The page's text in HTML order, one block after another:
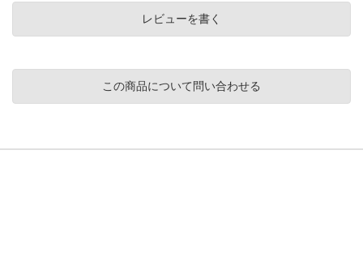
レビューを書く
この商品について問い合わせる